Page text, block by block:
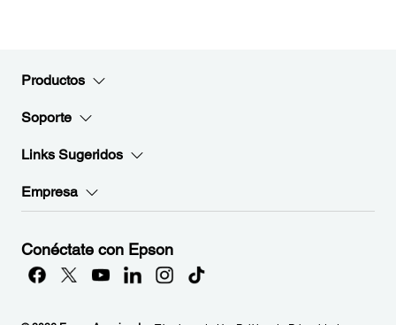
Productos
Soporte
Links Sugeridos
Empresa
Conéctate con Epson